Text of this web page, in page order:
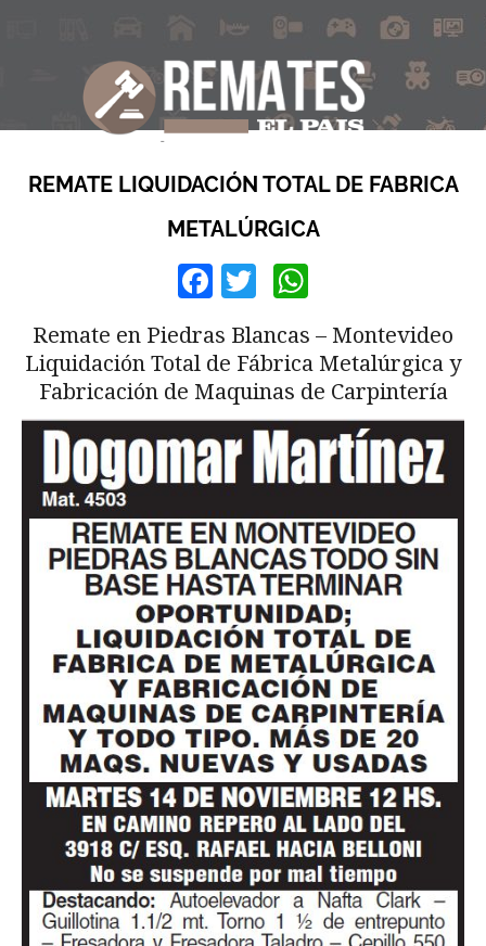
REMATE LIQUIDACIÓN TOTAL DE FABRICA
METALÚRGICA
Facebook
Twitter
Remate en Piedras Blancas – Montevideo
Liquidación Total de Fábrica Metalúrgica y
Fabricación de Maquinas de Carpintería